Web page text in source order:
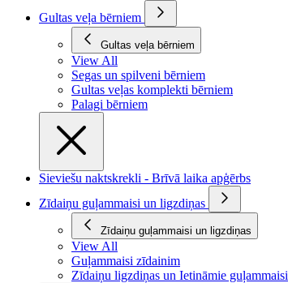
Gultas veļa bērniem
Gultas veļa bērniem
View All
Segas un spilveni bērniem
Gultas veļas komplekti bērniem
Palagi bērniem
Sieviešu naktskrekli - Brīvā laika apģērbs
Zīdaiņu guļammaisi un ligzdiņas
Zīdaiņu guļammaisi un ligzdiņas
View All
Guļammaisi zīdainim
Zīdaiņu ligzdiņas un Ietināmie guļammaisi